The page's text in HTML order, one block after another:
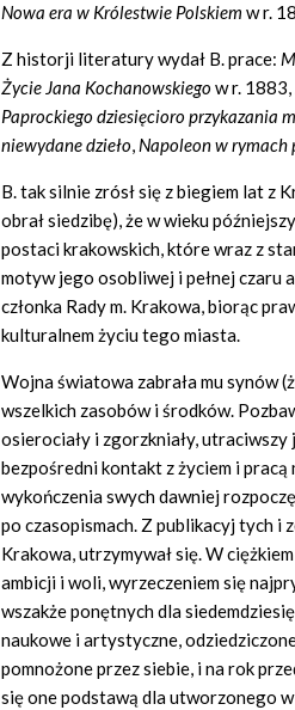
Nowa era w Królestwie Polskiem w r.
Z historji literatury wydał B. prace:
Życie Jana Kochanowskiegow r. 1883,
Paprockiego dziesięcioro przykazania
niewydane dzieło, Napoleon w rymach
B. tak silnie zrósł się z biegiem lat z
obrał siedzibę), że w wieku
postaci krakowskich, które wraz z
motyw jego osobliwej i pełnej czaru
członka Rady m. Krakowa, biorąc
kulturalnem życiu tego miasta.
Wojna światowa zabrała mu synów
wszelkich zasobów i środków.
osierociały i zgorzkniały,
bezpośredni kontakt z życiem i pracą
wykończenia swych dawniej
po czasopismach. Z publikacyj tych i
Krakowa, utrzymywał się. W
ambicji i woli, wyrzeczeniem się
wszakże ponętnych dla
naukowe i artystyczne,
pomnożone przez siebie, i na rok
się one podstawą dla utworzonego